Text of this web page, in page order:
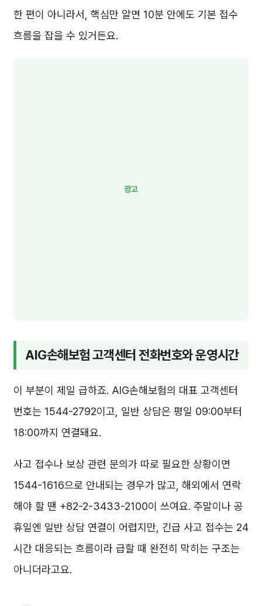
한 편이 아니라서, 핵심만 알면 10분 안에도 기본 접수
흐름을 잡을 수 있거든요.
AIG손해보험 고객센터 전화번호와 운영시간
이 부분이 제일 급하죠. AIG손해보험의 대표 고객센터
번호는 1544-2792이고, 일반 상담은 평일 09:00부터
18:00까지 연결돼요.
사고 접수나 보상 관련 문의가 따로 필요한 상황이면
1544-1616으로 안내되는 경우가 많고, 해외에서 연락
해야 할 땐 +82-2-3433-2100이 쓰여요. 주말이나 공
휴일엔 일반 상담 연결이 어렵지만, 긴급 사고 접수는 24
시간 대응되는 흐름이라 급할 때 완전히 막히는 구조는
아니더라고요.